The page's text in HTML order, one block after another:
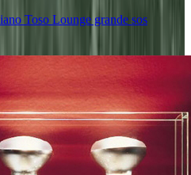
Toso Lounge grande sos